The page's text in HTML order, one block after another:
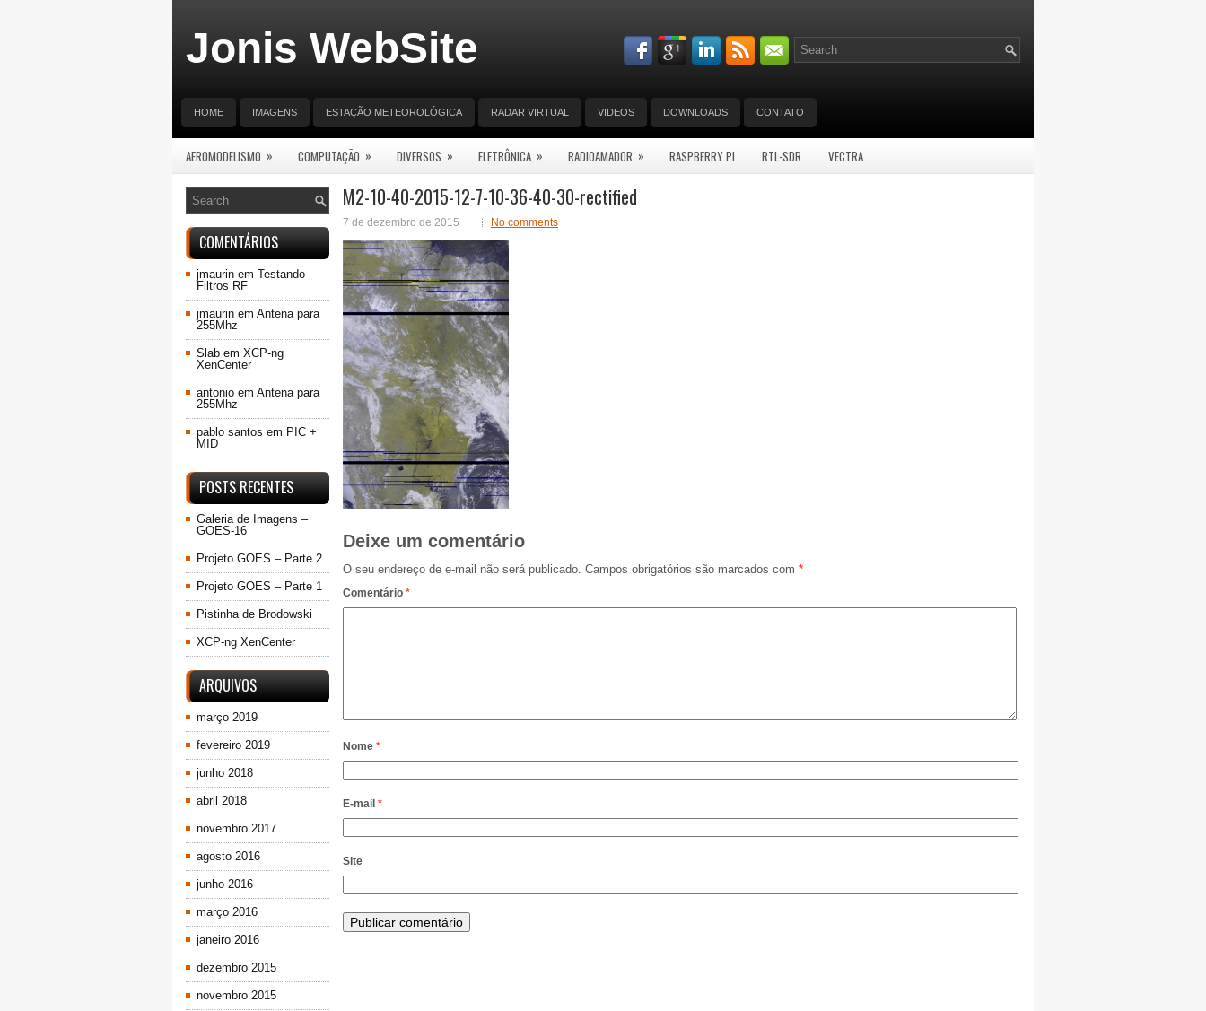
Jonis WebSite
HOME IMAGENS ESTAÇÃO METEOROLÓGICA RADAR VIRTUAL VIDEOS DOWNLOADS CONTATO
AEROMODELISMO » COMPUTAÇÃO » DIVERSOS » ELETRÔNICA » RADIOAMADOR » RASPBERRY PI RTL-SDR VECTRA
M2-10-40-2015-12-7-10-36-40-30-rectified
7 de dezembro de 2015 No comments
Deixe um comentário
O seu endereço de e-mail não será publicado. Campos obrigatórios são marcados com *
Comentário *
Nome *
E-mail *
Site
COMENTÁRIOS
jmaurin em Testando
Filtros RF
jmaurin em Antena para
255Mhz
Slab em XCP-ng
XenCenter
antonio em Antena para
255Mhz
pablo santos em PIC +
MID
POSTS RECENTES
Galeria de Imagens –
GOES-16
Projeto GOES – Parte 2
Projeto GOES – Parte 1
Pistinha de Brodowski
XCP-ng XenCenter
ARQUIVOS
março 2019
fevereiro 2019
junho 2018
abril 2018
novembro 2017
agosto 2016
junho 2016
março 2016
janeiro 2016
dezembro 2015
novembro 2015